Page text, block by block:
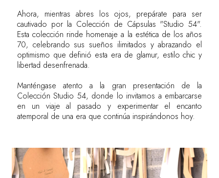
Ahora, mientras abres los ojos, prepárate para ser
cautivado por la Colección de Cápsulas "Studio 54".
Esta colección rinde homenaje a la estética de los años
70, celebrando sus sueños ilimitados y abrazando el
optimismo que definió esta era de glamur, estilo chic y
libertad desenfrenada.
Manténgase atento a la gran presentación de la
Colección Studio 54, donde lo invitamos a embarcarse
en un viaje al pasado y experimentar el encanto
atemporal de una era que continúa inspirándonos hoy.